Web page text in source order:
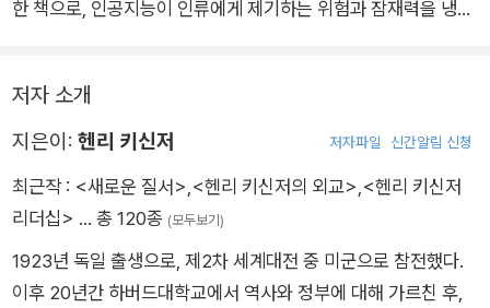
한 책으로, 인공지능이 인류에게 제기하는 위험과 잠재력을 냉철
저자 소개
지은이: 헨리 키신저 저자파일 신간알림 신청
최근작 : <새로운 질서>,<헨리 키신저의 외교>,<헨리 키신저
리더십> … 총 120종 (모두보기)
1923년 독일 출생으로, 제2차 세계대전 중 미군으로 참전했다.
이후 20년간 하버드대학교에서 역사와 정부에 대해 가르친 후,